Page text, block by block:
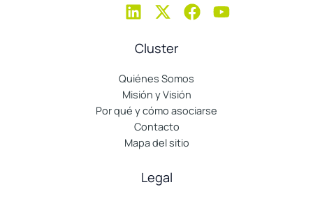
Cluster
Quiénes Somos
Misión y Visión
Por qué y cómo asociarse
Contacto
Mapa del sitio
Legal